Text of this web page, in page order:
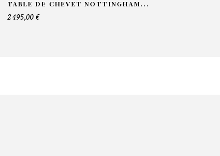
TABLE DE CHEVET NOTTINGHAM...
2 495,00 €